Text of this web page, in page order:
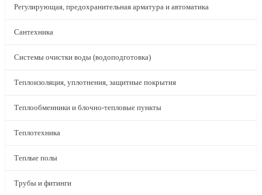
Регулирующая, предохранительная арматура и автоматика
Сантехника
Системы очистки воды (водоподготовка)
Теплоизоляция, уплотнения, защитные покрытия
Теплообменники и блочно-тепловые пункты
Теплотехника
Теплые полы
Трубы и фитинги